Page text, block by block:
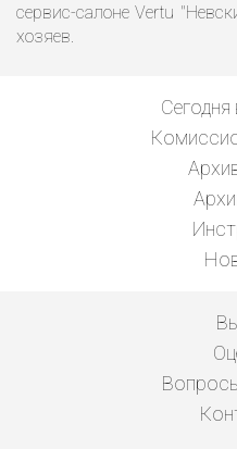
сервис-салоне Vertu
хозяев.